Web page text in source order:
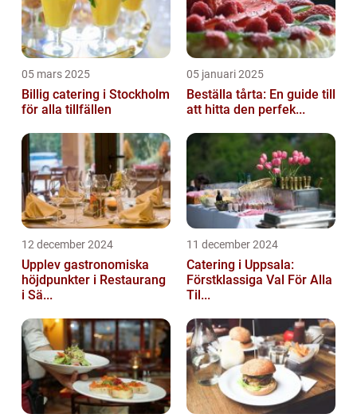
05 mars 2025
Billig catering i Stockholm
för alla tillfällen
05 januari 2025
Beställa tårta: En guide till
att hitta den perfek...
12 december 2024
Upplev gastronomiska
höjdpunkter i Restaurang
i Sä...
11 december 2024
Catering i Uppsala:
Förstklassiga Val För Alla
Til...